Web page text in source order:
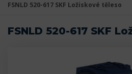
FSNLD 520-617 SKF Ložiskové těleso
FSNLD 520-617 SKF